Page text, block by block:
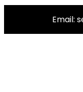
Email: